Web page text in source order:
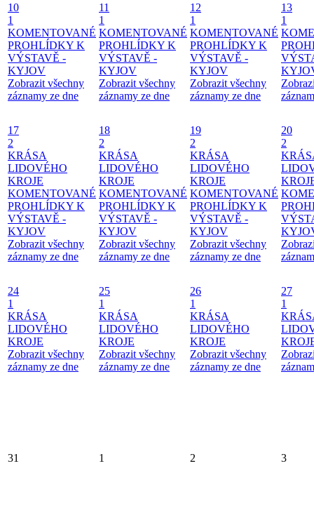
10
1
KOMENTOVANÉ
PROHLÍDKY K
VÝSTAVĚ -
KYJOV
Zobrazit všechny
záznamy ze dne
11
1
KOMENTOVANÉ
PROHLÍDKY K
VÝSTAVĚ -
KYJOV
Zobrazit všechny
záznamy ze dne
12
1
KOMENTOVANÉ
PROHLÍDKY K
VÝSTAVĚ -
KYJOV
Zobrazit všechny
záznamy ze dne
13
1
17
2
KRÁSA
LIDOVÉHO
KROJE
KOMENTOVANÉ
PROHLÍDKY K
VÝSTAVĚ -
KYJOV
Zobrazit všechny
záznamy ze dne
18
2
KRÁSA
LIDOVÉHO
KROJE
KOMENTOVANÉ
PROHLÍDKY K
VÝSTAVĚ -
KYJOV
Zobrazit všechny
záznamy ze dne
19
2
KRÁSA
LIDOVÉHO
KROJE
KOMENTOVANÉ
PROHLÍDKY K
VÝSTAVĚ -
KYJOV
Zobrazit všechny
záznamy ze dne
20
2
24
1
KRÁSA
LIDOVÉHO
KROJE
Zobrazit všechny
záznamy ze dne
25
1
KRÁSA
LIDOVÉHO
KROJE
Zobrazit všechny
záznamy ze dne
26
1
KRÁSA
LIDOVÉHO
KROJE
Zobrazit všechny
záznamy ze dne
27
1
31 1 2 3